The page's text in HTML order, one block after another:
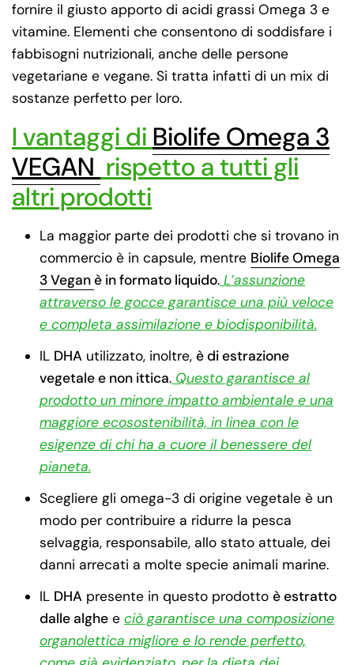
fornire il giusto apporto di acidi grassi Omega 3 e
vitamine. Elementi che consentono di soddisfare i
fabbisogni nutrizionali, anche delle persone
vegetariane e vegane. Si tratta infatti di un mix di
sostanze perfetto per loro.
I vantaggi di Biolife Omega 3
VEGAN rispetto a tutti gli
altri prodotti
La maggior parte dei prodotti che si trovano in
commercio è in capsule, mentre Biolife Omega
3 Veganè in formato liquido. L’assunzione
attraverso le gocce garantisce una più veloce
e completa assimilazione e biodisponibilità.
IL DHA utilizzato, inoltre, è di estrazione
vegetale e non ittica. Questo garantisce al
prodotto un minore impatto ambientale e una
maggiore ecosostenibilità, in linea con le
esigenze di chi ha a cuore il benessere del
pianeta.
Scegliere gli omega-3 di origine vegetale è un
modo per contribuire a ridurre la pesca
selvaggia, responsabile, allo stato attuale, dei
danni arrecati a molte specie animali marine.
IL DHA presente in questo prodotto è estratto
dalle alghe e ciò garantisce una composizione
organolettica migliore e lo rende perfetto,